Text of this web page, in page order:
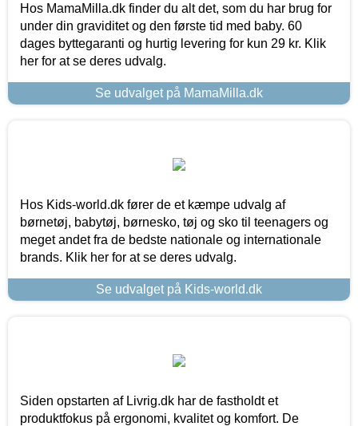
Hos MamaMilla.dk finder du alt det, som du har brug for
under din graviditet og den første tid med baby. 60
dages byttegaranti og hurtig levering for kun 29 kr. Klik
her for at se deres udvalg.
Se udvalget på MamaMilla.dk
Hos Kids-world.dk fører de et kæmpe udvalg af
børnetøj, babytøj, børnesko, tøj og sko til teenagers og
meget andet fra de bedste nationale og internationale
brands. Klik her for at se deres udvalg.
Se udvalget på Kids-world.dk
Siden opstarten af Livrig.dk har de fastholdt et
produktfokus på ergonomi, kvalitet og komfort. De